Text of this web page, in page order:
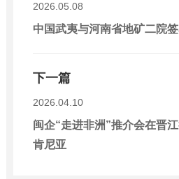
2026.05.08
中国武夷与河南省地矿二院
下一篇
2026.04.10
闽企“走进非洲”推介会在晋
肯尼亚